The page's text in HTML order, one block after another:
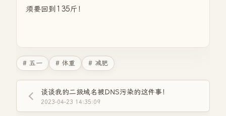
须要回到135斤！
# 五一 # 体重 # 减肥
谈谈我的二级域名被DNS污染的这件事！
2023-04-23 14:35:09